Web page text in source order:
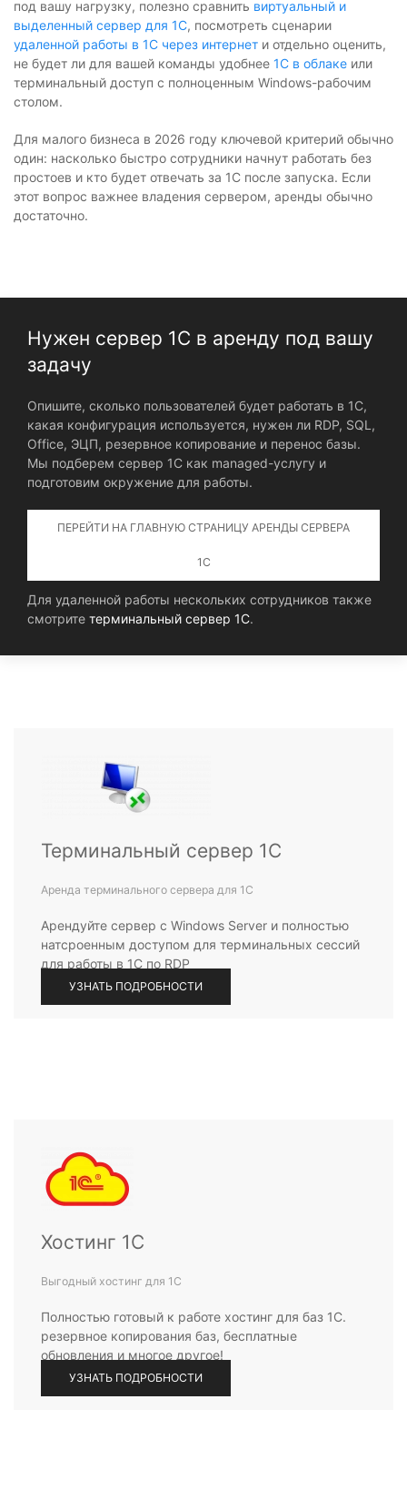
под вашу нагрузку, полезно сравнить виртуальный и
выделенный сервер для 1С, посмотреть сценарии
удаленной работы в 1С через интернет и отдельно оценить,
не будет ли для вашей команды удобнее 1С в облаке или
терминальный доступ с полноценным Windows-рабочим
столом.
Для малого бизнеса в 2026 году ключевой критерий обычно
один: насколько быстро сотрудники начнут работать без
простоев и кто будет отвечать за 1С после запуска. Если
этот вопрос важнее владения сервером, аренды обычно
достаточно.
Нужен сервер 1С в аренду под вашу
задачу
Опишите, сколько пользователей будет работать в 1С,
какая конфигурация используется, нужен ли RDP, SQL,
Office, ЭЦП, резервное копирование и перенос базы.
Мы подберем сервер 1С как managed-услугу и
подготовим окружение для работы.
ПЕРЕЙТИ НА ГЛАВНУЮ СТРАНИЦУ АРЕНДЫ СЕРВЕРА
1С
Для удаленной работы нескольких сотрудников также
смотрите терминальный сервер 1С.
Терминальный сервер 1С
Аренда терминального сервера для 1С
Арендуйте сервер с Windows Server и полностью
натсроенным доступом для терминальных сессий
для работы в 1С по RDP
УЗНАТЬ ПОДРОБНОСТИ
Хостинг 1С
Выгодный хостинг для 1С
Полностью готовый к работе хостинг для баз 1С.
резервное копирования баз, бесплатные
обновления и многое другое!
УЗНАТЬ ПОДРОБНОСТИ